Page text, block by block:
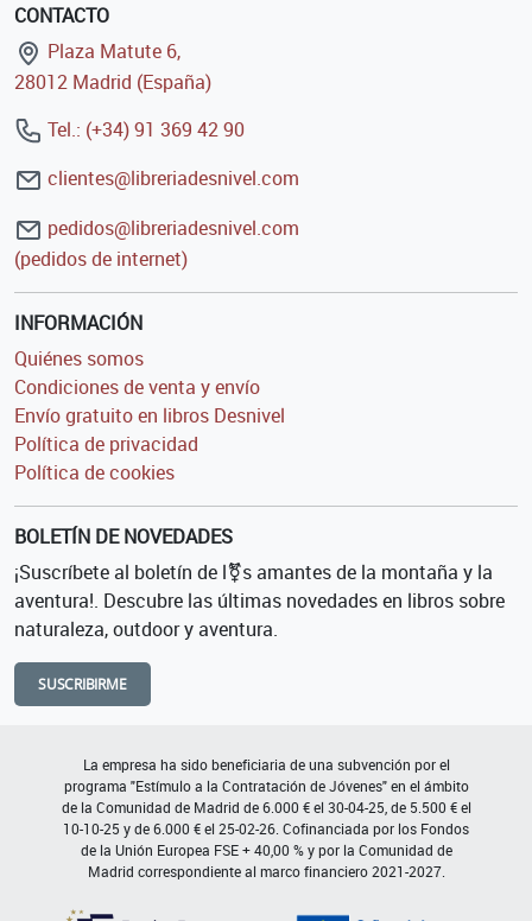
CONTACTO
Plaza Matute 6,
28012 Madrid (España)
Tel.: (+34) 91 369 42 90
clientes@libreriadesnivel.com
pedidos@libreriadesnivel.com
(pedidos de internet)
INFORMACIÓN
Quiénes somos
Condiciones de venta y envío
Envío gratuito en libros Desnivel
Política de privacidad
Política de cookies
BOLETÍN DE NOVEDADES
¡Suscríbete al boletín de l⚧s amantes de la montaña y la
aventura!. Descubre las últimas novedades en libros sobre
naturaleza, outdoor y aventura.
SUSCRIBIRME
La empresa ha sido beneficiaria de una subvención por el
programa "Estímulo a la Contratación de Jóvenes" en el ámbito
de la Comunidad de Madrid de 6.000 € el 30-04-25, de 5.500 € el
10-10-25 y de 6.000 € el 25-02-26. Cofinanciada por los Fondos
de la Unión Europea FSE + 40,00 % y por la Comunidad de
Madrid correspondiente al marco financiero 2021-2027.